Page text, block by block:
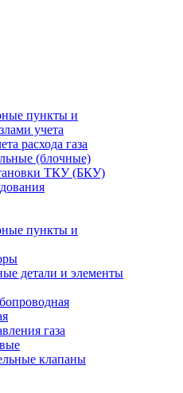
пункты и
учета
расхода газа
(блочные)
ТКУ (БКУ)
пункты и
детали и элементы
газа
клапаны